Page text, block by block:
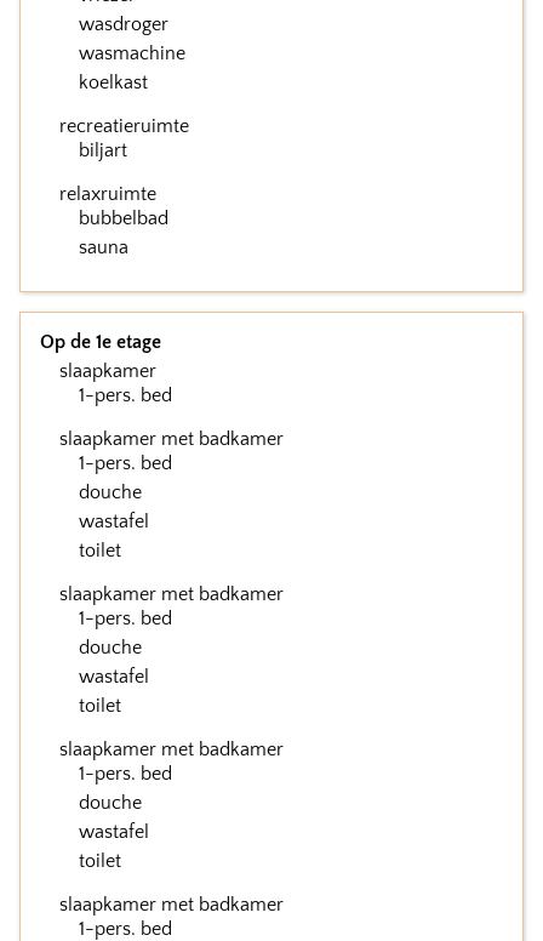
wasdroger
wasmachine
koelkast
recreatieruimte
biljart
relaxruimte
bubbelbad
sauna
Op de 1e etage
slaapkamer
1-pers. bed
slaapkamer met badkamer
1-pers. bed
douche
wastafel
toilet
slaapkamer met badkamer
1-pers. bed
douche
wastafel
toilet
slaapkamer met badkamer
1-pers. bed
douche
wastafel
toilet
slaapkamer met badkamer
1-pers. bed